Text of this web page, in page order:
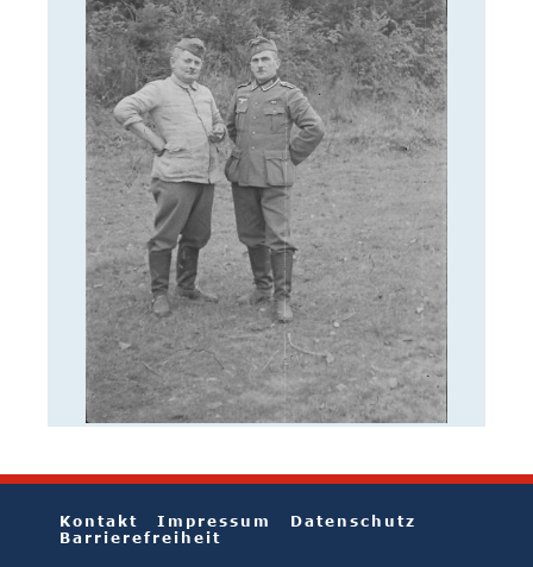
Kontakt Impressum
Datenschutz
Barrierefreiheit